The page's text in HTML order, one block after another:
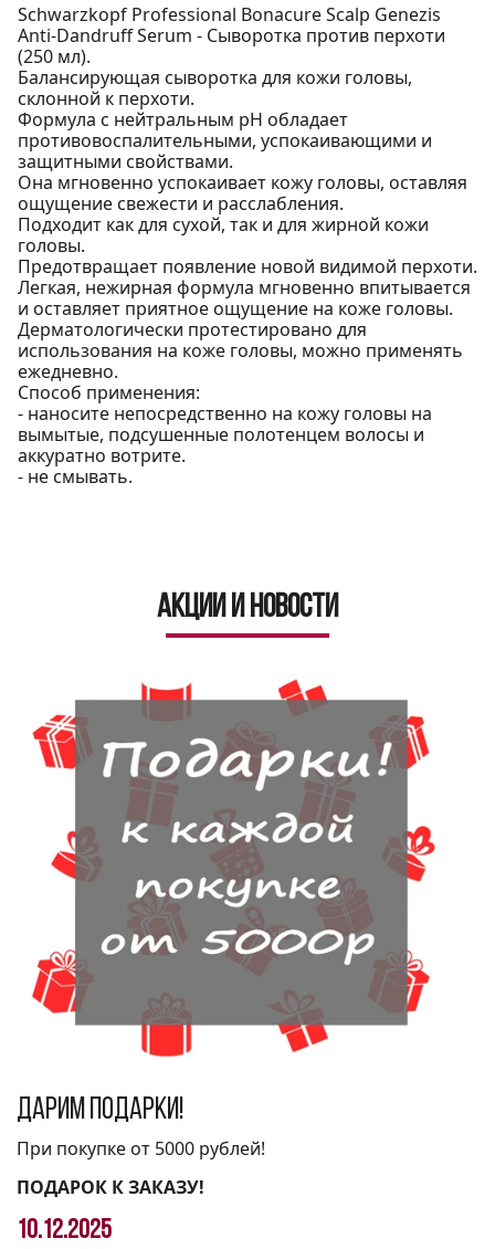
Schwarzkopf Professional Bonacure Scalp Genezis
Anti-Dandruff Serum - Сыворотка против перхоти
(250 мл).
Балансирующая сыворотка для кожи головы,
склонной к перхоти.
Формула с нейтральным pH обладает
противовоспалительными, успокаивающими и
защитными свойствами.
Она мгновенно успокаивает кожу головы, оставляя
ощущение свежести и расслабления.
Подходит как для сухой, так и для жирной кожи
головы.
Предотвращает появление новой видимой перхоти.
Легкая, нежирная формула мгновенно впитывается
и оставляет приятное ощущение на коже головы.
Дерматологически протестировано для
использования на коже головы, можно применять
ежедневно.
Способ применения:
- наносите непосредственно на кожу головы на
вымытые, подсушенные полотенцем волосы и
аккуратно вотрите.
- не смывать.
Акции и новости
Дарим подарки!
При покупке от 5000 рублей!
ПОДАРОК К ЗАКАЗУ!
10.12.2025